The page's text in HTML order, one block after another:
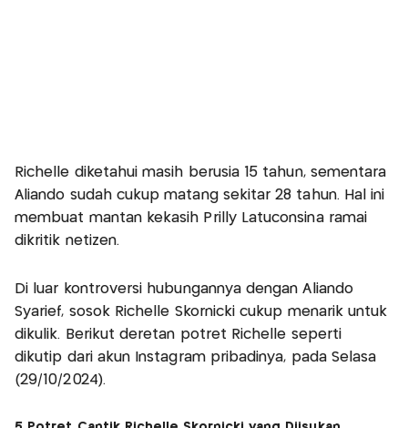
Richelle diketahui masih berusia 15 tahun, sementara
Aliando sudah cukup matang sekitar 28 tahun. Hal ini
membuat mantan kekasih Prilly Latuconsina ramai
dikritik netizen.
Di luar kontroversi hubungannya dengan Aliando
Syarief, sosok Richelle Skornicki cukup menarik untuk
dikulik. Berikut deretan potret Richelle seperti
dikutip dari akun Instagram pribadinya, pada Selasa
(29/10/2024).